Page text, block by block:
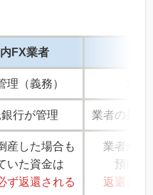
FX業者
理（義務）
行が管理 業者の持つ
産した場合も
いた資金は
ず返還される
業者が倒
預けて
返還され